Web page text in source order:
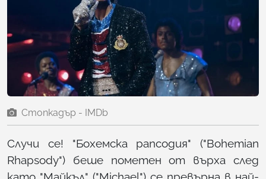
Стопкадър - IMDb
Случи се! "Бохемска рапсодия" ("Bohemian
Rhapsody") беше пометен от върха след